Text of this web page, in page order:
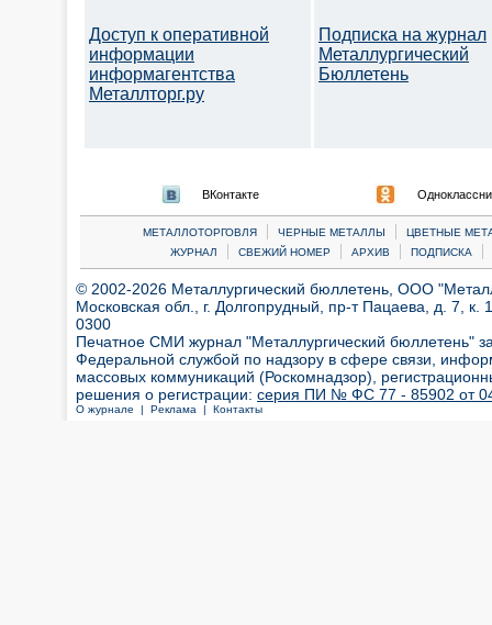
Доступ к оперативной
информации
информагентства
Металлторг.ру
Подписка на журнал
Металлургический
Бюллетень
ВКонтакте
МЕТАЛЛОТОРГОВЛЯ | ЧЕРНЫЕ МЕТАЛЛЫ |
ЦВЕТНЫЕ
ЖУРНАЛ
| СВЕЖИЙ НОМЕР | АРХИВ | ПОДПИСКА |
© 2002-2026 Металлургический бюллетень, ООО
Московская обл., г. Долгопрудный, пр-т Пацаева, д. 7,
0300
Печатное СМИ журнал "Металлургический бюллетень"
Федеральной службой по надзору в сфере связи,
массовых коммуникаций (Роскомнадзор),
решения о регистрации: серия ПИ № ФС 77 - 85902 от 04
О журнале | Реклама | Контакты